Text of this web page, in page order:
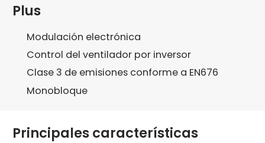
Plus
Modulación electrónica
Control del ventilador por inversor
Clase 3 de emisiones conforme a EN676
Monobloque
Principales características